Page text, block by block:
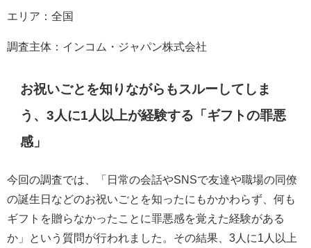
エリア：全国
調査主体：インコム・ジャパン株式会社
お祝いごとを知りながらもスルーしてしま
う、3人に1人以上が経験する「ギフトの罪悪
感」
今回の調査では、「日常の会話やSNSで友達や職場の同僚
の誕生日などのお祝いごとを知ったにもかかわらず、何も
ギフトを贈らなかったことに罪悪感を覚えた経験がある
か」という質問が行われました。その結果、3人に1人以上